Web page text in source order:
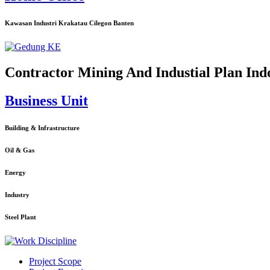
Kawasan Industri Krakatau Cilegon Banten
Contractor Mining And Industial Plan
Business Unit
Building & Infrastructure
Oil & Gas
Energy
Industry
Steel Plant
Project Scope